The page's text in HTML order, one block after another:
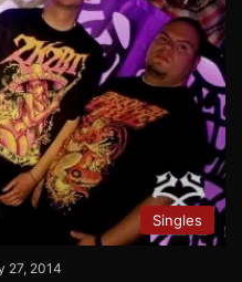
Singles
27, 2014